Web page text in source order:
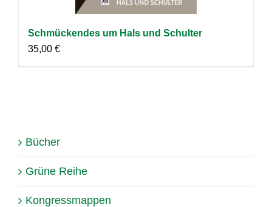
Schmückendes um Hals und Schulter
35,00 €
Bücher
Grüne Reihe
Kongressmappen